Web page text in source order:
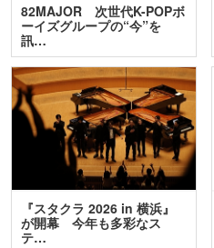
82MAJOR 次世代K-POPボ
ーイズグループの“今”を
訊…
『スタクラ 2026 in 横浜』
が開幕 今年も多彩なス
テ…